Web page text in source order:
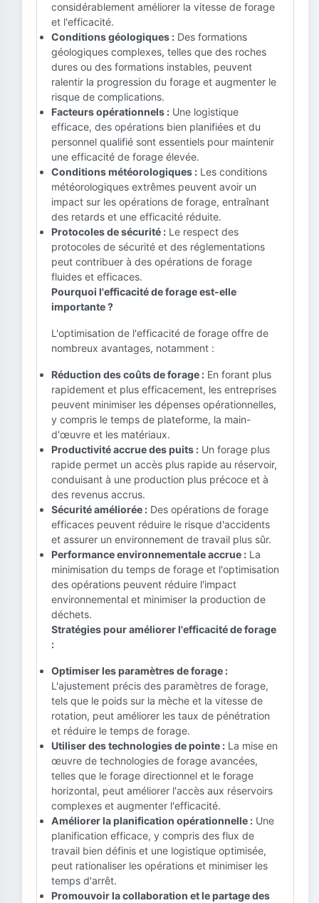
considérablement améliorer la vitesse de forage
et l'efficacité.
Conditions géologiques : Des formations
géologiques complexes, telles que des roches
dures ou des formations instables, peuvent
ralentir la progression du forage et augmenter le
risque de complications.
Facteurs opérationnels : Une logistique
efficace, des opérations bien planifiées et du
personnel qualifié sont essentiels pour maintenir
une efficacité de forage élevée.
Conditions météorologiques : Les conditions
météorologiques extrêmes peuvent avoir un
impact sur les opérations de forage, entraînant
des retards et une efficacité réduite.
Protocoles de sécurité : Le respect des
protocoles de sécurité et des réglementations
peut contribuer à des opérations de forage
fluides et efficaces.
Pourquoi l'efficacité de forage est-elle
importante ?
L'optimisation de l'efficacité de forage offre de
nombreux avantages, notamment :
Réduction des coûts de forage : En forant plus
rapidement et plus efficacement, les entreprises
peuvent minimiser les dépenses opérationnelles,
y compris le temps de plateforme, la main-
d'œuvre et les matériaux.
Productivité accrue des puits : Un forage plus
rapide permet un accès plus rapide au réservoir,
conduisant à une production plus précoce et à
des revenus accrus.
Sécurité améliorée : Des opérations de forage
efficaces peuvent réduire le risque d'accidents
et assurer un environnement de travail plus sûr.
Performance environnementale accrue : La
minimisation du temps de forage et l'optimisation
des opérations peuvent réduire l'impact
environnemental et minimiser la production de
déchets.
Stratégies pour améliorer l'efficacité de forage
:
Optimiser les paramètres de forage :
L'ajustement précis des paramètres de forage,
tels que le poids sur la mèche et la vitesse de
rotation, peut améliorer les taux de pénétration
et réduire le temps de forage.
Utiliser des technologies de pointe : La mise en
œuvre de technologies de forage avancées,
telles que le forage directionnel et le forage
horizontal, peut améliorer l'accès aux réservoirs
complexes et augmenter l'efficacité.
Améliorer la planification opérationnelle : Une
planification efficace, y compris des flux de
travail bien définis et une logistique optimisée,
peut rationaliser les opérations et minimiser les
temps d'arrêt.
Promouvoir la collaboration et le partage des